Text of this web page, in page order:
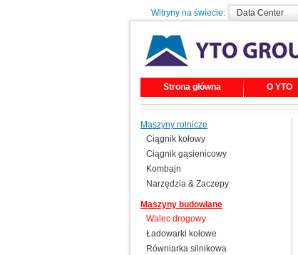
Witryny na świecie: Data Center
Strona główna O YTO
Maszyny rolnicze
Ciągnik kołowy
Ciągnik gąsienicowy
Kombajn
Narzędzia & Zaczepy
Maszyny budowlane
Walec drogowy
Ładowarki kołowe
Równiarka silnikowa